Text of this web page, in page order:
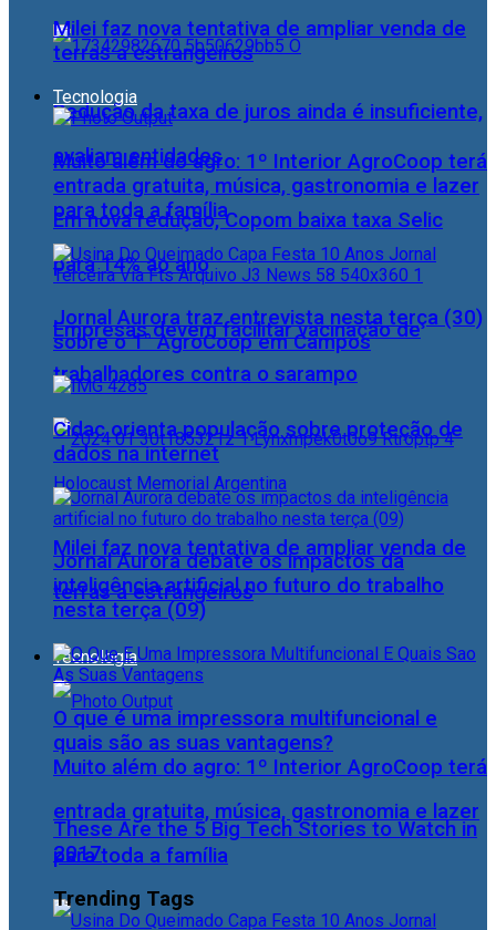
Redução da taxa de juros ainda é insuficiente,
avaliam entidades
Em nova redução, Copom baixa taxa Selic
para 14% ao ano
Empresas devem facilitar vacinação de
trabalhadores contra o sarampo
Milei faz nova tentativa de ampliar venda de
terras a estrangeiros
Tecnologia
Muito além do agro: 1º Interior AgroCoop terá
entrada gratuita, música, gastronomia e lazer
para toda a família
Milei faz nova tentativa de ampliar venda de
terras a estrangeiros
Tecnologia
Muito além do agro: 1º Interior AgroCoop terá
entrada gratuita, música, gastronomia e lazer
para toda a família
Jornal Aurora traz entrevista nesta terça (30)
sobre o 1° AgroCoop em Campos
Cidac orienta população sobre proteção de
dados na internet
Jornal Aurora debate os impactos da
inteligência artificial no futuro do trabalho
nesta terça (09)
O que é uma impressora multifuncional e
quais são as suas vantagens?
These Are the 5 Big Tech Stories to Watch in
2017
Trending Tags